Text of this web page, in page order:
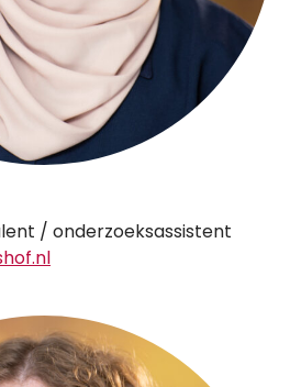
/ onderzoeksassistent